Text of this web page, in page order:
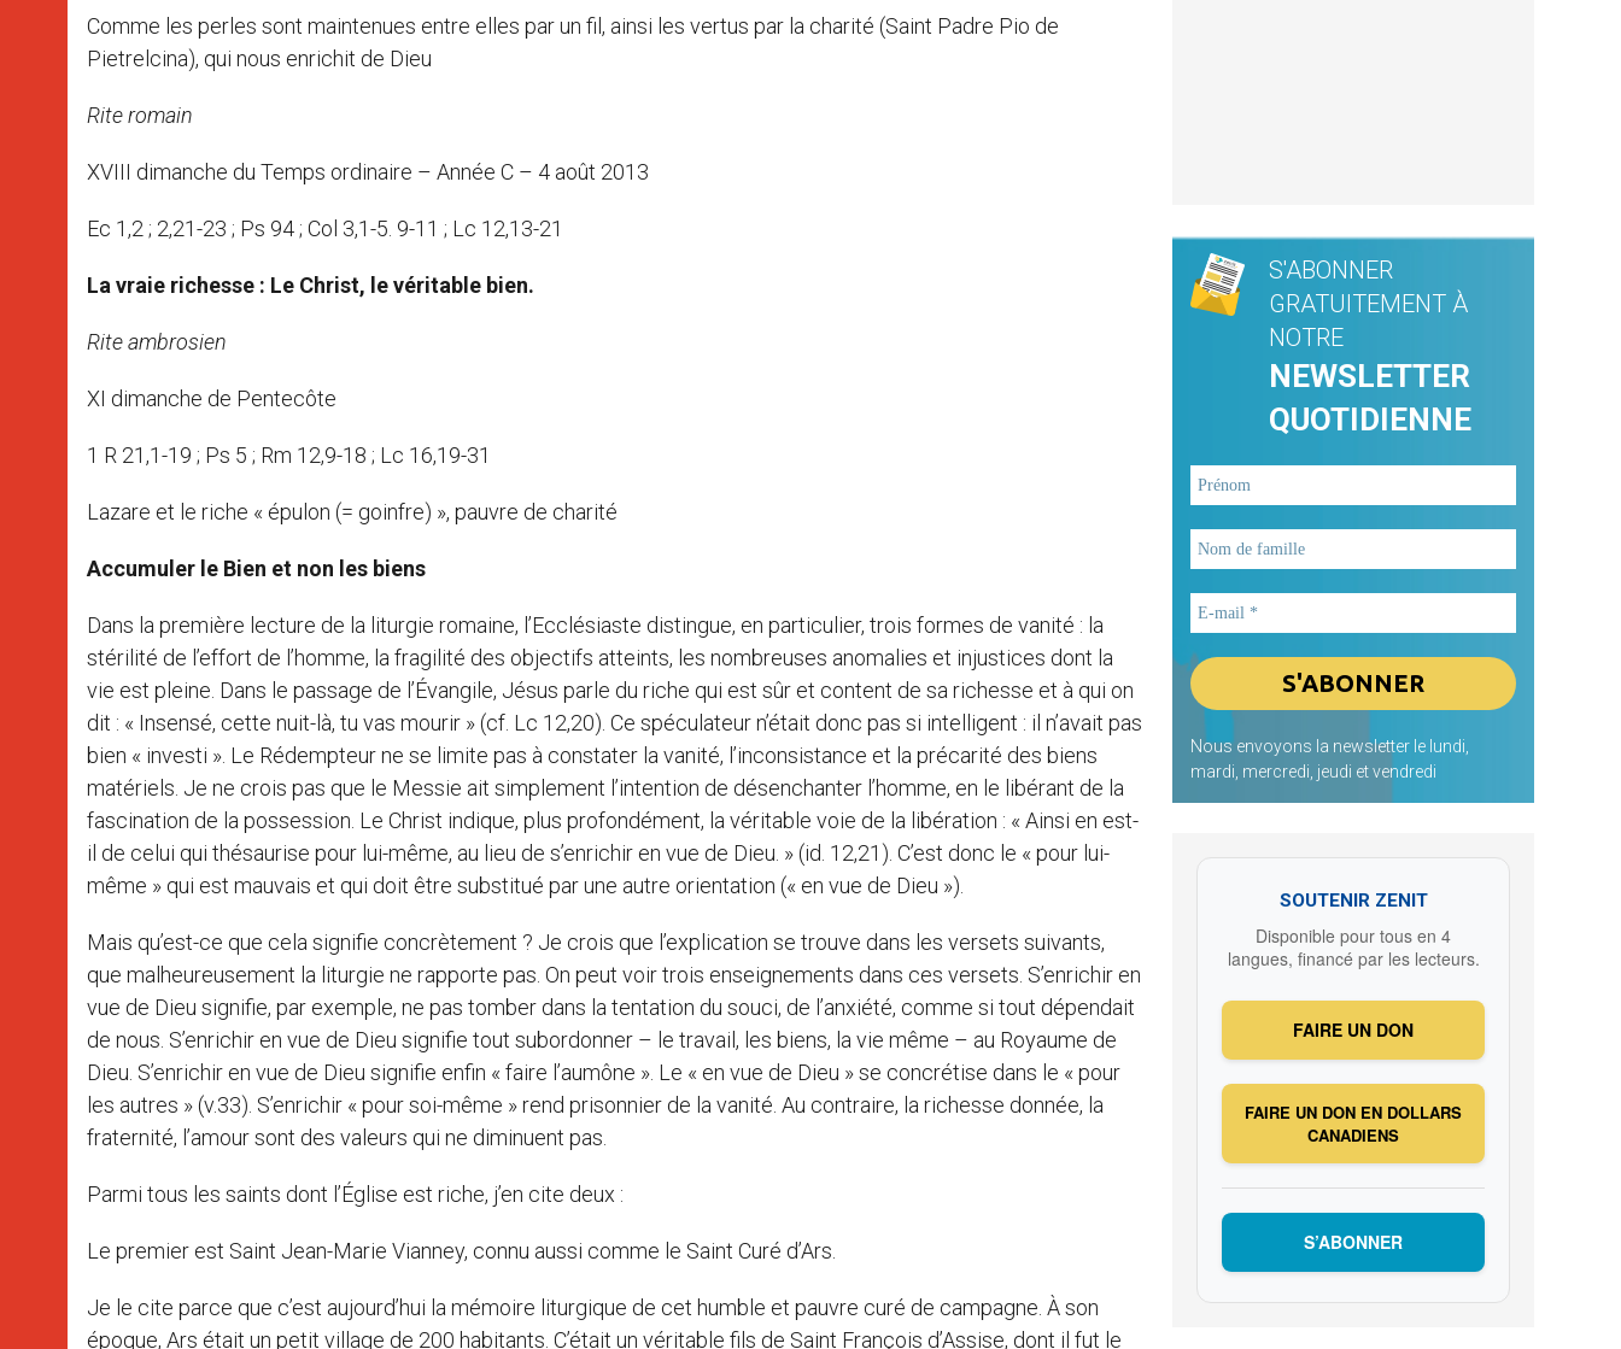
Comme les perles sont maintenues entre elles par un fil, ainsi les vertus par la charité (Saint Padre Pio de
Pietrelcina), qui nous enrichit de Dieu
Rite romain
XVIII dimanche du Temps ordinaire – Année C – 4 août 2013
Ec 1,2 ; 2,21-23 ; Ps 94 ; Col 3,1-5. 9-11 ; Lc 12,13-21
La vraie richesse : Le Christ, le véritable bien.
Rite ambrosien
XI dimanche de Pentecôte
1 R 21,1-19 ; Ps 5 ; Rm 12,9-18 ; Lc 16,19-31
Lazare et le riche « épulon (= goinfre) », pauvre de charité
Accumuler le Bien et non les biens
Dans la première lecture de la liturgie romaine, l’Ecclésiaste distingue, en particulier, trois formes de vanité : la
stérilité de l’effort de l’homme, la fragilité des objectifs atteints, les nombreuses anomalies et injustices dont la
vie est pleine. Dans le passage de l’Évangile, Jésus parle du riche qui est sûr et content de sa richesse et à qui on
dit : « Insensé, cette nuit-là, tu vas mourir » (cf. Lc 12,20). Ce spéculateur n’était donc pas si intelligent : il n’avait pas
bien « investi ». Le Rédempteur ne se limite pas à constater la vanité, l’inconsistance et la précarité des biens
matériels. Je ne crois pas que le Messie ait simplement l’intention de désenchanter l’homme, en le libérant de la
fascination de la possession. Le Christ indique, plus profondément, la véritable voie de la libération : « Ainsi en est-
il de celui qui thésaurise pour lui-même, au lieu de s’enrichir en vue de Dieu. » (id. 12,21). C’est donc le « pour lui-
même » qui est mauvais et qui doit être substitué par une autre orientation (« en vue de Dieu »).
Mais qu’est-ce que cela signifie concrètement ? Je crois que l’explication se trouve dans les versets suivants,
que malheureusement la liturgie ne rapporte pas. On peut voir trois enseignements dans ces versets. S’enrichir en
vue de Dieu signifie, par exemple, ne pas tomber dans la tentation du souci, de l’anxiété, comme si tout dépendait
de nous. S’enrichir en vue de Dieu signifie tout subordonner – le travail, les biens, la vie même – au Royaume de
Dieu. S’enrichir en vue de Dieu signifie enfin « faire l’aumône ». Le « en vue de Dieu » se concrétise dans le « pour
les autres » (v.33). S’enrichir « pour soi-même » rend prisonnier de la vanité. Au contraire, la richesse donnée, la
fraternité, l’amour sont des valeurs qui ne diminuent pas.
Parmi tous les saints dont l’Église est riche, j’en cite deux :
Le premier est Saint Jean-Marie Vianney, connu aussi comme le Saint Curé d’Ars.
Je le cite parce que c’est aujourd’hui la mémoire liturgique de cet humble et pauvre curé de campagne. À son
époque, Ars était un petit village de 200 habitants. C’était un véritable fils de Saint François d’Assise, dont il fut le
S'ABONNER
GRATUITEMENT À
NOTRE
NEWSLETTER
QUOTIDIENNE
Nous envoyons la newsletter le lundi,
mardi, mercredi, jeudi et vendredi
SOUTENIR ZENIT
Disponible pour tous en 4
langues, financé par les lecteurs.
FAIRE UN DON
FAIRE UN DON EN DOLLARS
CANADIENS
S’ABONNER